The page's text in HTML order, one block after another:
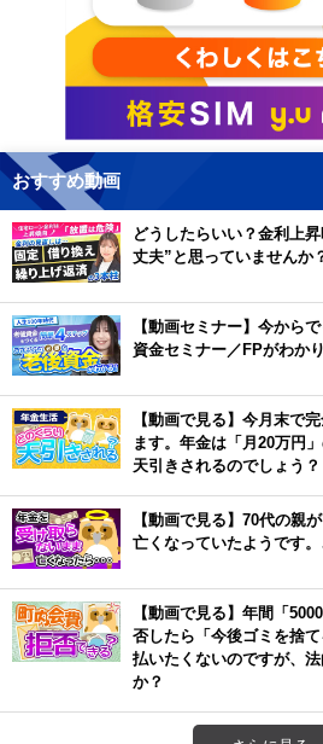
おすすめ動画
どうしたらいい？金利上
丈夫”と思っていませんか
【動画セミナー】今から
資金セミナー／FPがわか
【動画で見る】今月末で
ます。年金は「月20万円
天引きされるのでしょう？
【動画で見る】70代の親
亡くなっていたようです
【動画で見る】年間「
否したら「今後ゴミを捨
払いたくないのですが、
か？